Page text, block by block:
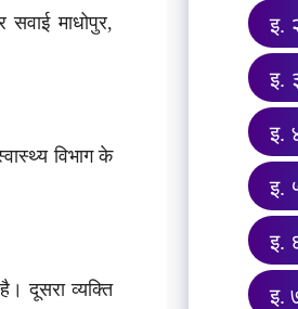
माधोपुर,
विभाग के
दूसरा व्यक्ति
इ.
इ.
इ.
इ.
इ.
इ.